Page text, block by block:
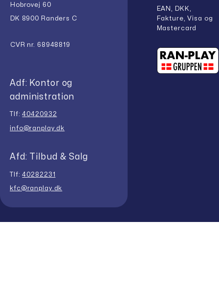
Hobrovej 60
DK 8900 Randers C
CVR nr. 68948819
Adf: Kontor og
administration
Tlf:40420932
info@ranplay.dk
Afd: Tilbud & Salg
Tlf:40282231
kfc@ranplay.dk
EAN, DKK,
Fakture, Visa og
Mastercard